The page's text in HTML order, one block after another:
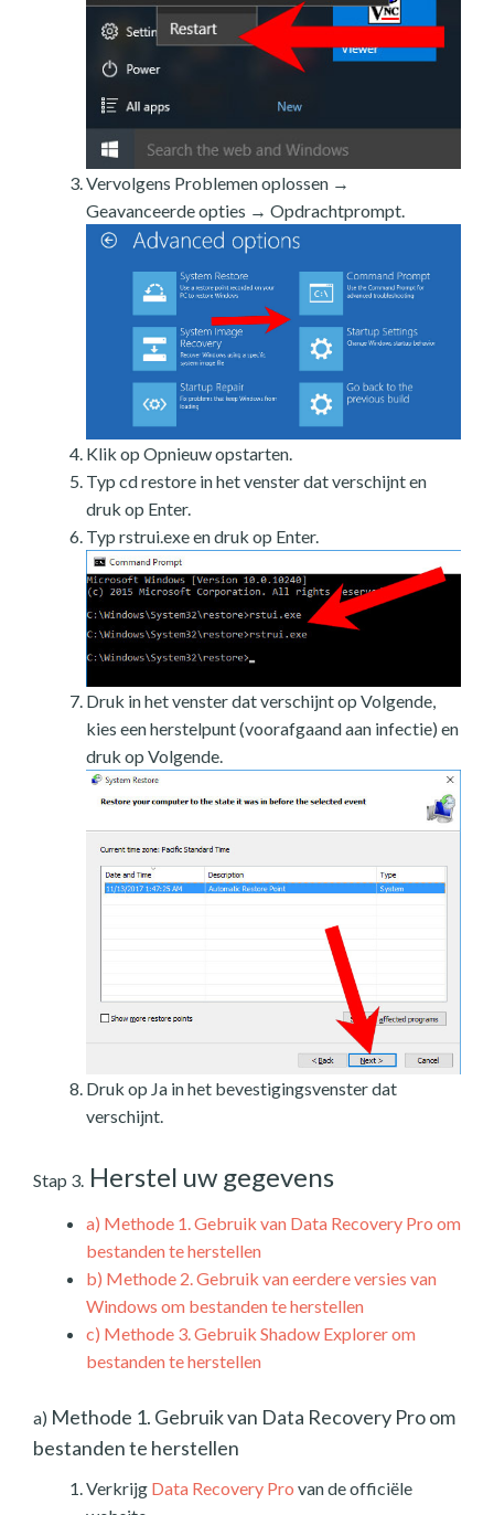
Vervolgens Problemen oplossen →
Geavanceerde opties → Opdrachtprompt.
Klik op Opnieuw opstarten.
Typ cd restore in het venster dat verschijnt en
druk op Enter.
Typ rstrui.exe en druk op Enter.
Druk in het venster dat verschijnt op Volgende,
kies een herstelpunt (voorafgaand aan infectie) en
druk op Volgende.
Druk op Ja in het bevestigingsvenster dat
verschijnt.
Stap 3. Herstel uw gegevens
a) Methode 1. Gebruik van Data Recovery Pro om
bestanden te herstellen
b) Methode 2. Gebruik van eerdere versies van
Windows om bestanden te herstellen
c) Methode 3. Gebruik Shadow Explorer om
bestanden te herstellen
a) Methode 1. Gebruik van Data Recovery Pro om
bestanden te herstellen
Verkrijg Data Recovery Pro van de officiële